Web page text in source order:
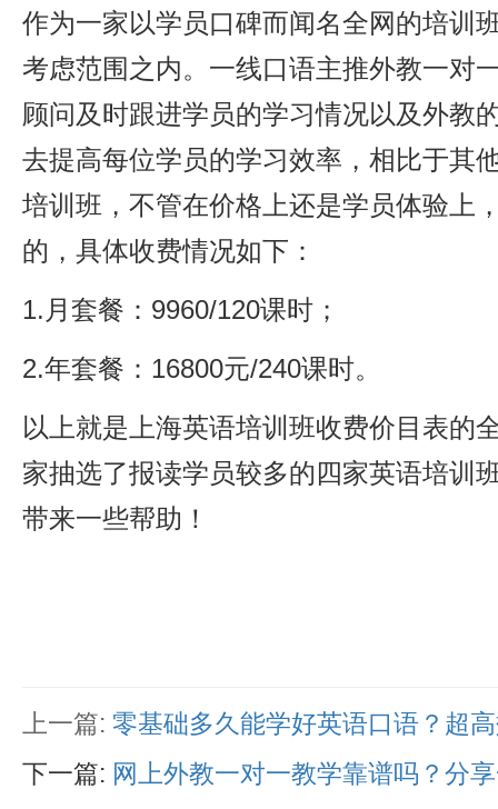
作为一家以学员口碑而闻名全网的培训
考虑范围之内。一线口语主推外教一对
顾问及时跟进学员的学习情况以及外教
去提高每位学员的学习效率，相比于其
培训班，不管在价格上还是学员体验上
的，具体收费情况如下：
1.月套餐：9960/120课时；
2.年套餐：16800元/240课时。
以上就是上海英语培训班收费价目表的
家抽选了报读学员较多的四家英语培训
带来一些帮助！
上一篇: 零基础多久能学好英语口语？超
下一篇: 网上外教一对一教学靠谱吗？分